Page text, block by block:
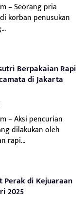
– Seorang pria
korban penusukan
Berpakaian Rapi
di Jakarta
– Aksi pencurian
dilakukan oleh
rapi...
Perak di Kejuaraan
2025